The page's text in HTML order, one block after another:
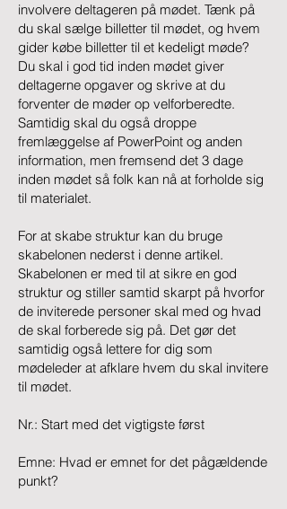
involvere deltageren på mødet. Tænk på
du skal sælge billetter til mødet, og hvem
gider købe billetter til et kedeligt møde?
Du skal i god tid inden mødet giver
deltagerne opgaver og skrive at du
forventer de møder op velforberedte.
Samtidig skal du også droppe
fremlæggelse af PowerPoint og anden
information, men fremsend det 3 dage
inden mødet så folk kan nå at forholde sig
til materialet.
For at skabe struktur kan du bruge
skabelonen nederst i denne artikel.
Skabelonen er med til at sikre en god
struktur og stiller samtid skarpt på hvorfor
de inviterede personer skal med og hvad
de skal forberede sig på. Det gør det
samtidig også lettere for dig som
mødeleder at afklare hvem du skal invitere
til mødet.
Nr.: Start med det vigtigste først
Emne: Hvad er emnet for det pågældende
punkt?